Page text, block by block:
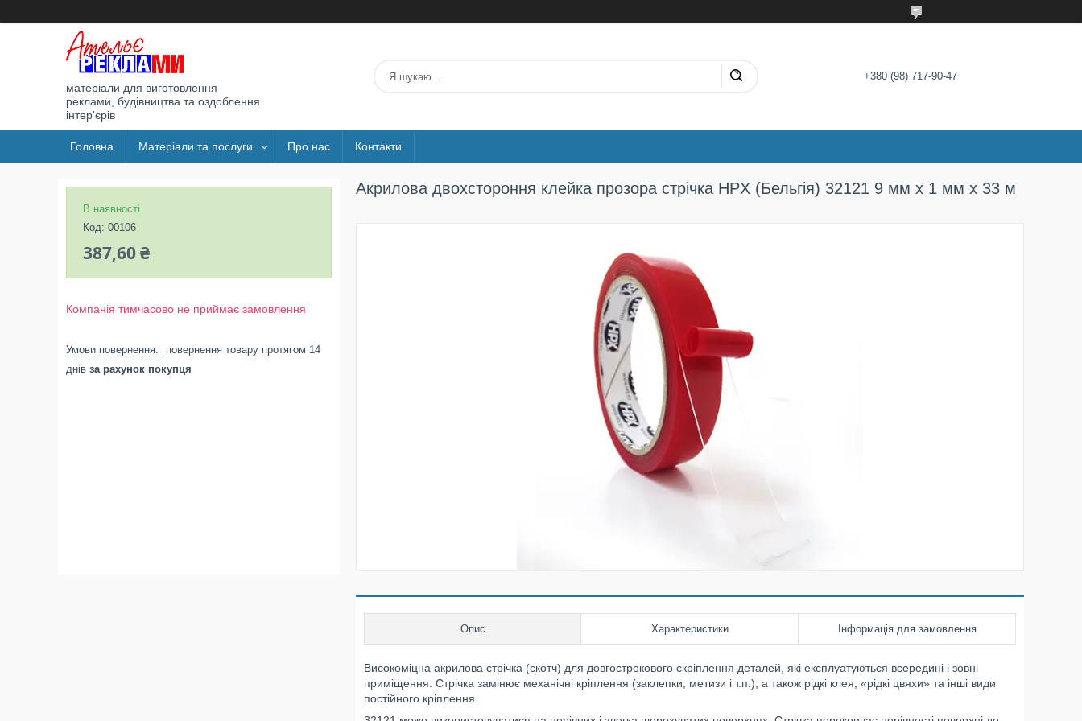
матеріали для виготовлення
реклами, будівництва та оздоблення
інтер'єрів
+380 (98) 717-90-47
Головна Матеріали та послуги Про нас Контакти
Акрилова двохстороння клейка прозора стрічка HPX (Бельгія) 32121 9 мм х 1 мм х 33 м
Опис Характеристики Інформація для замовлення
Високоміцна акрилова стрічка (скотч) для довгострокового скріплення деталей, які експлуатуються всередині і зовні
приміщення. Стрічка замінює механічні кріплення (заклепки, метизи і т.п.), а також рідкі клея, «рідкі цвяхи» та інші види
постійного кріплення.
В наявності
Код: 00106
387,60 ₴
Компанія тимчасово не приймає замовлення
повернення товару протягом 14
днів за рахунок покупця